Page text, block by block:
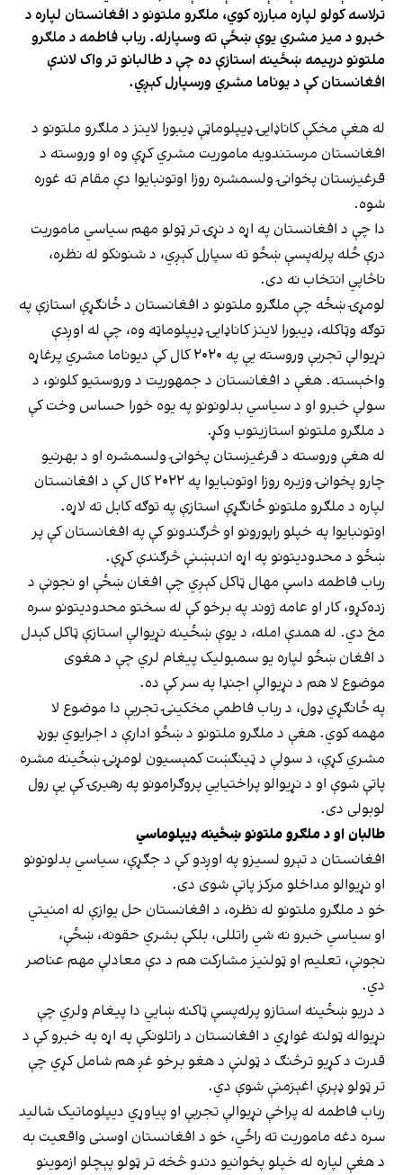
ترلاسه کولو لپاره مبارزه کوي، ملګرو ملتونو د افغانستان لپاره د
خبرو د میز مشري یوې ښځې ته وسپارله. رباب فاطمه د ملګرو
ملتونو درېیمه ښځینه استازې ده چې د طالبانو تر واک لاندې
افغانستان کې د یوناما مشري ورسپارل کېږي.
له هغې مخکې کاناډایۍ ډیپلوماټې ډیبورا لاینز د ملګرو ملتونو د
افغانستان مرستندویه ماموریت مشري کړې وه او وروسته د
قرغیزستان پخوانۍ ولسمشره روزا اوتونبایوا دې مقام ته غوره
شوه.
دا چې د افغانستان په اړه د نړۍ تر ټولو مهم سیاسي ماموریت
درې ځله پرله‌پسې ښځو ته سپارل کېږي، د شنونکو له نظره،
ناڅاپي انتخاب نه دی.
لومړۍ ښځه چې ملګرو ملتونو د افغانستان د ځانګړې استازې په
توګه وټاکله، ډیبورا لاینز کاناډایۍ ډیپلوماټه وه، چې له اوږدې
نړیوالې تجربې وروسته یې په ۲۰۲۰ کال کې دیوناما مشري پرغاړه
واخېسته. هغې د افغانستان د جمهوریت د وروستیو کلونو، د
سولې خبرو او د سیاسي بدلونونو په یوه خورا حساس وخت کې
د ملګرو ملتونو استازیتوب وکړ.
له هغې وروسته د قرغیزستان پخوانۍ ولسمشره او د بهرنیو
چارو پخوانۍ وزیره روزا اوتونبایوا په ۲۰۲۲ کال کې د افغانستان
لپاره د ملګرو ملتونو ځانګړې استازې په توګه کابل ته لاړه.
اوتونبایوا په خپلو راپورونو او څرګندونو کې په افغانستان کې پر
ښځو د محدودیتونو په اړه اندېښنې څرګندې کړې.
رباب فاطمه داسې مهال ټاکل کېږي چې افغان ښځې او نجونې د
زده‌کړو، کار او عامه ژوند په برخو کې له سختو محدودیتونو سره
مخ دي. له همدې امله، د یوې ښځینه نړیوالې استازې ټاکل کېدل
د افغان ښځو لپاره یو سمبولیک پیغام لري چې د هغوی
موضوع لا هم د نړیوالې اجنډا په سر کې ده.
په ځانګړي ډول، د رباب فاطمې مخکینۍ تجربې دا موضوع لا
مهمه کوي. هغې د ملګرو ملتونو د ښځو ادارې د اجرایوي بورډ
مشري کړې، د سولې د ټینګښت کمېسیون لومړنۍ ښځینه مشره
پاتې شوې او د نړیوالو پراختیايي پروګرامونو په رهبرۍ کې یې رول
لوبولی دی.
طالبان او د ملګرو ملتونو ښځینه ډیپلوماسي
افغانستان د تېرو لسیزو په اوږدو کې د جګړې، سیاسي بدلونونو
او نړیوالو مداخلو مرکز پاتې شوی دی.
خو د ملګرو ملتونو له نظره، د افغانستان حل یوازې له امنیتي
او سیاسي خبرو نه شي راتللی، بلکې بشري حقونه، ښځې،
نجونې، تعلیم او ټولنیز مشارکت هم د دې معادلې مهم عناصر
دي.
د دریو ښځینه استازو پرله‌پسې ټاکنه ښايي دا پیغام ولري چې
نړیواله ټولنه غواړي د افغانستان د راتلونکې په اړه په خبرو کې د
قدرت د کړیو ترڅنګ د ټولنې د هغو برخو غږ هم شامل کړي چې
تر ټولو ډېرې اغېزمنې شوې دي.
رباب فاطمه له پراخې نړیوالې تجربې او پیاوړي دیپلوماتیک شالید
سره دغه ماموریت ته راځي، خو د افغانستان اوسنی واقعیت به
د هغې لپاره له خپلو پخوانیو دندو څخه تر ټولو پېچلو ازموینو